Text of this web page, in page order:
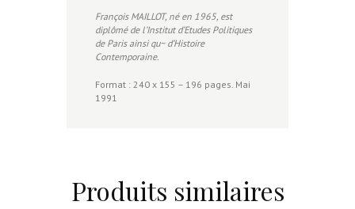
François MAILLOT, né en 1965, est
diplômé de l’Institut d’Etudes Politiques
de Paris ainsi qu~ d’Histoire
Contemporaine.
Format : 240 x 155 – 196 pages. Mai
1991
Produits similaires